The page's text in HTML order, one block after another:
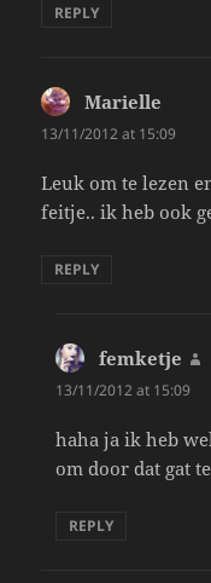
REPLY
Marielle
13/11/2012 at 15:09
Leuk om te lezen
feitje.. ik heb ook
REPLY
femketje
13/11/2012 at 15:09
haha ja ik heb
om door dat gat
REPLY